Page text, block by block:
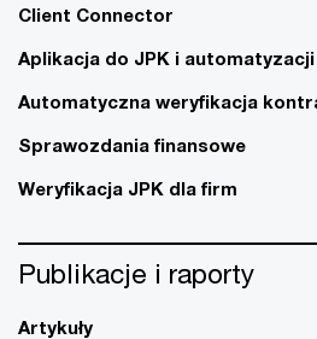
Client Connector
Aplikacja do JPK i
Automatyczna weryfikacja
Sprawozdania finansowe
Weryfikacja JPK dla firm
Publikacje i raporty
Artykuły